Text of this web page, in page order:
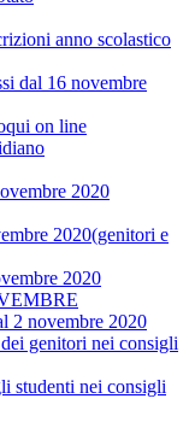
anno scolastico
dal 16 novembre
on line
2020
2020(genitori e
2020
2 novembre 2020
genitori nei consigli
studenti nei consigli